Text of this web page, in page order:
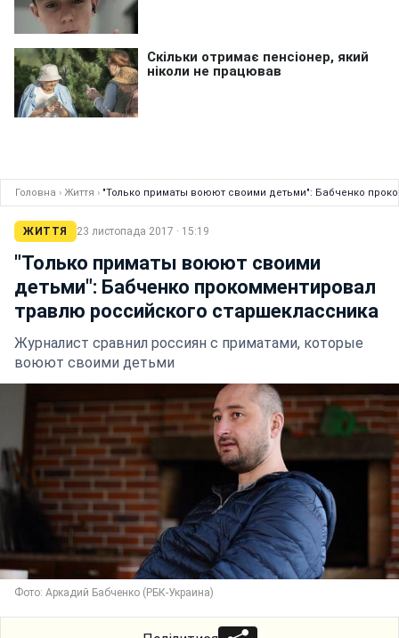
Головна › Життя › "Только приматы воюют своими детьми": Бабченко
ЖИТТЯ 23 листопада 2017 · 15:19
"Только приматы воюют своими
детьми": Бабченко прокомментировал
травлю российского старшеклассника
Журналист сравнил россиян с приматами, которые
воюют своими детьми
Фото: Аркадий Бабченко (РБК-Украина)